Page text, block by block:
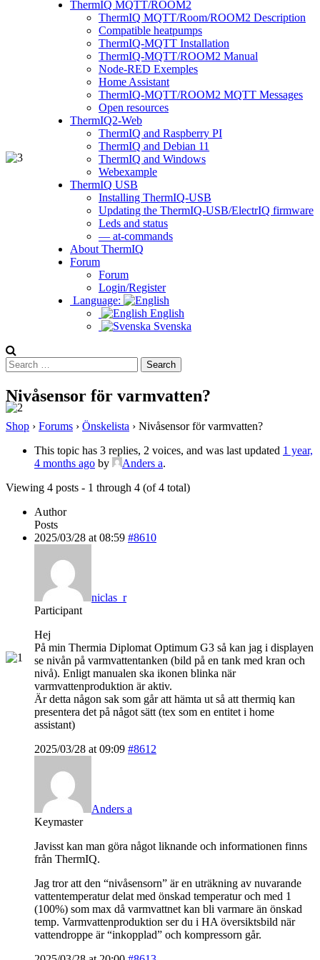
ThermIQ MQTT/ROOM2
ThermIQ MQTT/Room/ROOM2 Description
Compatible heatpumps
ThermIQ-MQTT Installation
ThermIQ-MQTT/ROOM2 Manual
Node-RED Exemples
Home Assistant
ThermIQ-MQTT/ROOM2 MQTT Messages
Open resources
ThermIQ2-Web
ThermIQ and Raspberry PI
ThermIQ and Debian 11
ThermIQ and Windows
Webexample
ThermIQ USB
Installing ThermIQ-USB
Updating the ThermIQ-USB/ElectrIQ firmware
Leds and status
— at-commands
About ThermIQ
Forum
Forum
Login/Register
Language:
English
Svenska
Search
for:
Nivåsensor för varmvatten?
Shop › Forums › Önskelista › Nivåsensor för varmvatten?
This topic has 3 replies, 2 voices, and was last updated 1 year,
4 months ago by Anders a.
Viewing 4 posts - 1 through 4 (of 4 total)
Author
Posts
2025/03/28 at 08:59 #8610
niclas_r
Participant
Hej
På min Thermia Diplomat Optimum G3 så kan jag i displayen
se nivån på varmvattentanken (bild på en tank med kran och
nivå). Enligt manualen ska ikonen blinka när
varmvattenproduktion är aktiv.
Är detta någon sak som går att hämta ut så att thermiq kan
presentera det på något sätt (tex som en entitet i home
assistant)
2025/03/28 at 09:09 #8612
Anders a
Keymaster
Javisst kan man göra något liknande och informationen finns
från ThermIQ.
Jag tror att den “nivåsensorn” är en uträkning av nuvarande
vattentemperatur delat med önskad temperatur och med 1
(100%) som max då varmvattnet kan bli varmare än önskad
temp. Varmvattenproduktion ser du i HA översiktsbild när
vattendroppe är “inkopplad” och kompressorn går.